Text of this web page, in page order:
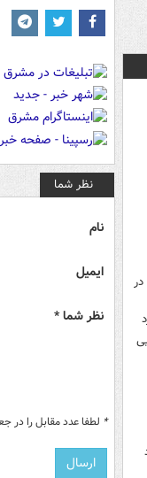
نظر شما
نام
ایمیل
نظر شما *
* لطفا عدد مقابل را در